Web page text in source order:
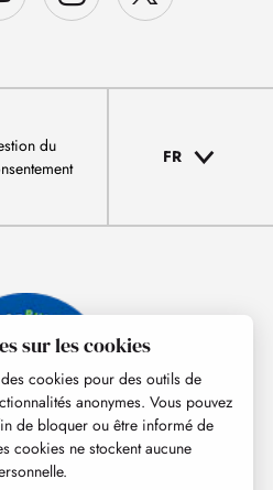
du
FR
Pyrénées
sur les cookies
cookies pour des outils de
anonymes. Vous pouvez
de bloquer ou être informé de
cookies ne stockent aucune